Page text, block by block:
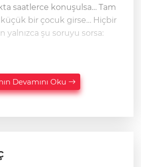
saatlerce konuşulsa… Tam
küçük bir çocuk girse… Hiçbir
yalnızca şu soruyu sorsa:
Devamını Oku